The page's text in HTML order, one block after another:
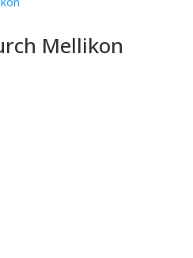
Mellikon